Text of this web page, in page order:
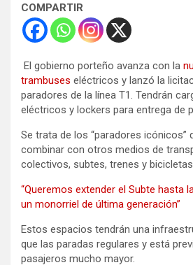
COMPARTIR
El gobierno porteño avanza con la
trambuses eléctricos y lanzó la
paradores de la línea T1. Tendrán
eléctricos y lockers para entrega de
Se trata de los “paradores icónicos”
combinar con otros medios de
colectivos, subtes, trenes y bicicletas.
“Queremos extender el Subte hasta
un monorriel de última generación”
Estos espacios tendrán una
que las paradas regulares y está
pasajeros mucho mayor.